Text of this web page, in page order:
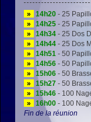
» 14h20 - 25
»
14h25 - 25
»
14h34 - 25 Dos
»
14h44 - 25 Dos
»
14h51 - 50
»
14h56 - 50
»
15h06 - 50
»
15h27 - 50
»
15h46 - 100
»
16h00 - 100
Fin de la réunion